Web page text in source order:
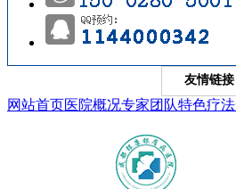
友情链接
网站首页医院概况专家团队特色疗法